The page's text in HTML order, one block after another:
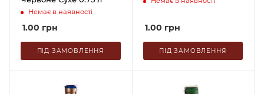
Немає в наявності
1.00 грн
ПІД ЗАМОВЛЕННЯ
1.00 грн
ПІД ЗАМОВЛЕННЯ